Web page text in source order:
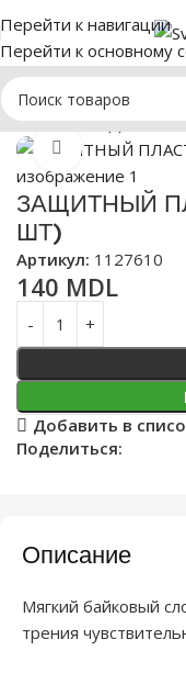
Перейти к навигации
Перейти к основному
Главная ПЕДИКЮР
Нажмите,
ЗАЩИТНЫЙ
ШТ)
Артикул: 1127610
140 MDL
Добавить в
Поделиться:
Описание
Мягкий байковый
трения